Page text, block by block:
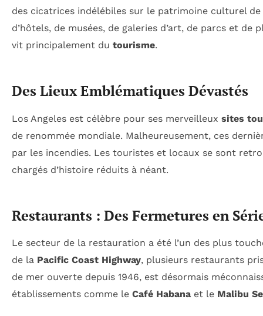
des cicatrices indélébiles sur le patrimoine culturel
d’hôtels, de musées, de galeries d’art, de parcs et
vit principalement du tourisme.
Des Lieux Emblématiques Dévastés
Los Angeles est célèbre pour ses merveilleux sites
de renommée mondiale. Malheureusement, ces
par les incendies. Les touristes et locaux se sont
chargés d’histoire réduits à néant.
Restaurants : Des Fermetures en
Le secteur de la restauration a été l’un des plus
de la Pacific Coast Highway, plusieurs restaurants
de mer ouverte depuis 1946, est désormais
établissements comme le Café Habana et le Malibu